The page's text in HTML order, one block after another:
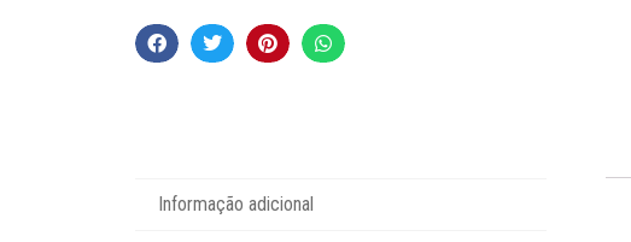
Informação adicional